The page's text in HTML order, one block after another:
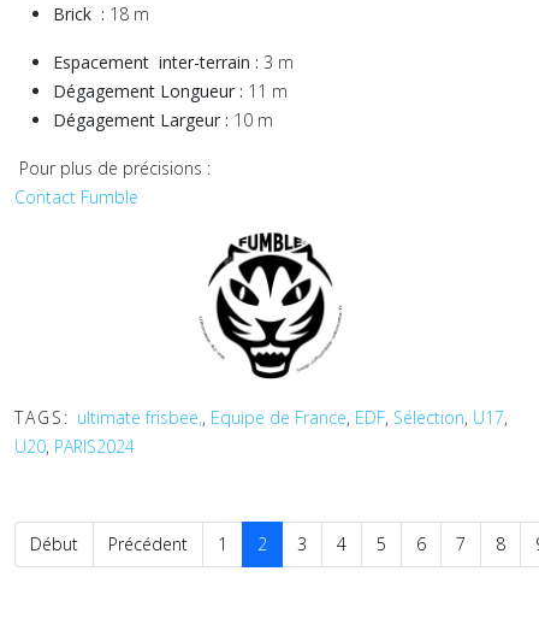
Brick : 18 m
Espacement inter-terrain : 3 m
Dégagement Longueur : 11 m
Dégagement Largeur : 10 m
Pour plus de précisions :
Contact Fumble
TAGS: ultimate frisbee,, Equipe de France, EDF, Sélection, U17,
U20, PARIS2024
Début Précédent 1 2 3 4 5 6 7 8